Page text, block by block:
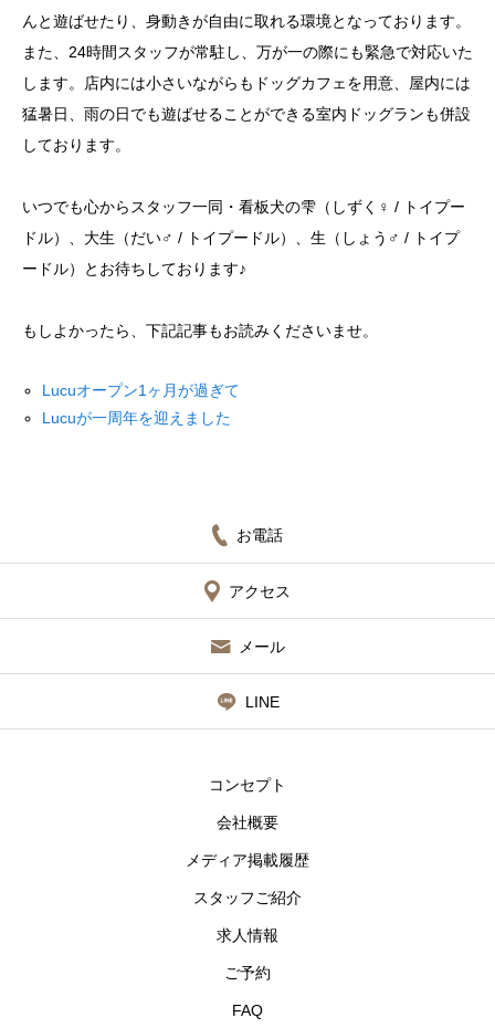
んと遊ばせたり、身動きが自由に取れる環境となっております。
また、24時間スタッフが常駐し、万が一の際にも緊急で対応いた
します。店内には小さいながらもドッグカフェを用意、屋内には
猛暑日、雨の日でも遊ばせることができる室内ドッグランも併設
しております。
いつでも心からスタッフ一同・看板犬の雫（しずく♀ / トイプー
ドル）、大生（だい♂ / トイプードル）、生（しょう♂ / トイプ
ードル）とお待ちしております♪
もしよかったら、下記記事もお読みくださいませ。
Lucuオープン1ヶ月が過ぎて
Lucuが一周年を迎えました
お電話
アクセス
メール
LINE
コンセプト
会社概要
メディア掲載履歴
スタッフご紹介
求人情報
ご予約
FAQ